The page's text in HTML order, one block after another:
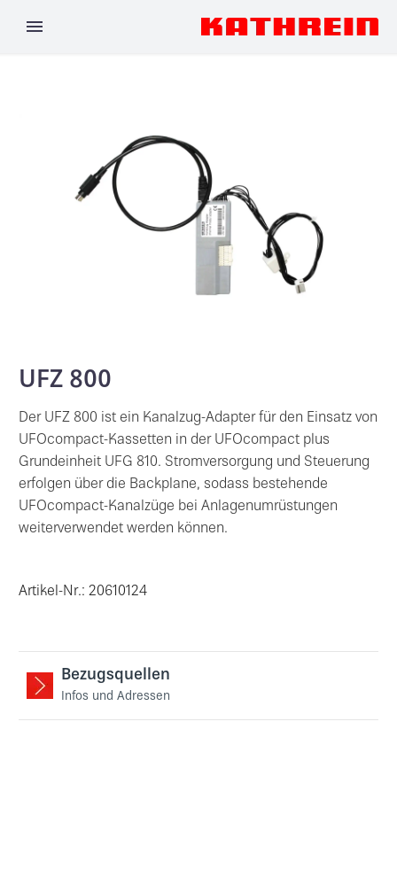
UFZ 800
Der UFZ 800 ist ein Kanalzug-Adapter für den Einsatz von
UFOcompact-Kassetten in der UFOcompact plus
Grundeinheit UFG 810. Stromversorgung und Steuerung
erfolgen über die Backplane, sodass bestehende
UFOcompact-Kanalzüge bei Anlagenumrüstungen
weiterverwendet werden können.
Artikel-Nr.: 20610124
Bezugsquellen
Infos und Adressen